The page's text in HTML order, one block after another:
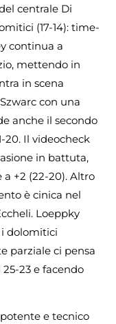
centrale Di
(17-14): time-
continua a
mettendo in
in scena
con una
anche il secondo
20. Il videocheck
in battuta,
+2 (22-20). Altro
è cinica nel
Loeppky
dolomitici
parziale ci pensa
23 e facendo
e tecnico